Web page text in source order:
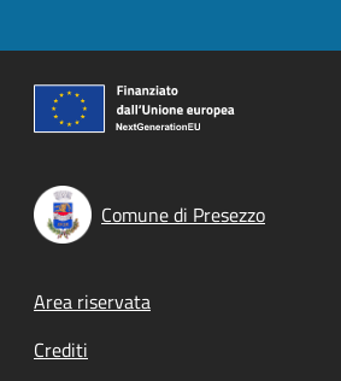
Comune di Presezzo
Footer menu
Area riservata
Crediti